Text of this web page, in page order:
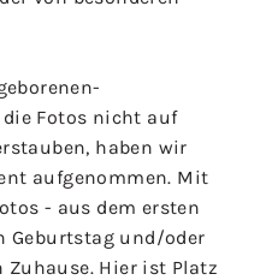
Fotos nicht auf
haben wir
aufgenommen. Mit
- aus dem ersten
Geburtstag und/oder
Zuhause. Hier ist Platz